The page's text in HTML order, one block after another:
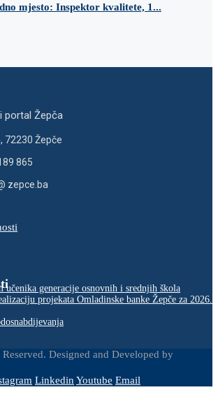
mjesto: Inspektor kvalitete, 1...
portal Žepča
72230 Žepče
865
zepce.ba
učenika generacije osnovnih i srednjih škola
projekata Omladinske banke Žepče za 2026.
Designed and Developed by
Linkedin Youtube Email